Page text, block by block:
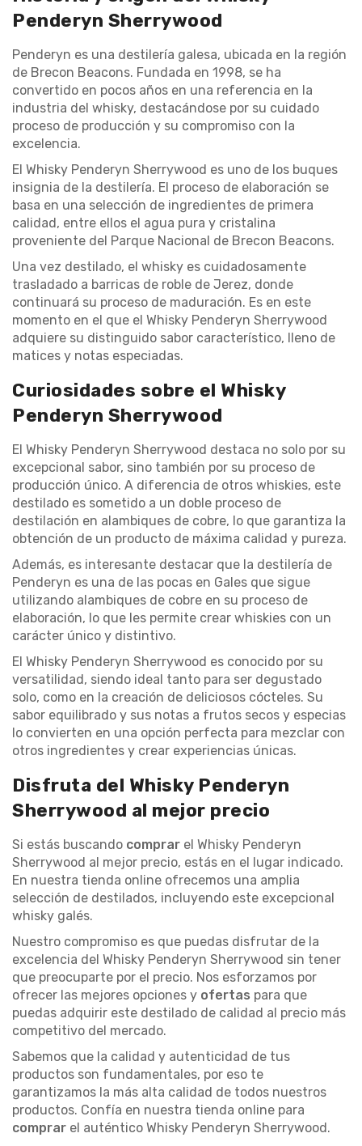
Penderyn Sherrywood
Penderyn es una destilería galesa, ubicada en la región
de Brecon Beacons. Fundada en 1998, se ha
convertido en pocos años en una referencia en la
industria del whisky, destacándose por su cuidado
proceso de producción y su compromiso con la
excelencia.
El Whisky Penderyn Sherrywood es uno de los buques
insignia de la destilería. El proceso de elaboración se
basa en una selección de ingredientes de primera
calidad, entre ellos el agua pura y cristalina
proveniente del Parque Nacional de Brecon Beacons.
Una vez destilado, el whisky es cuidadosamente
trasladado a barricas de roble de Jerez, donde
continuará su proceso de maduración. Es en este
momento en el que el Whisky Penderyn Sherrywood
adquiere su distinguido sabor característico, lleno de
matices y notas especiadas.
Curiosidades sobre el Whisky
Penderyn Sherrywood
El Whisky Penderyn Sherrywood destaca no solo por su
excepcional sabor, sino también por su proceso de
producción único. A diferencia de otros whiskies, este
destilado es sometido a un doble proceso de
destilación en alambiques de cobre, lo que garantiza la
obtención de un producto de máxima calidad y pureza.
Además, es interesante destacar que la destilería de
Penderyn es una de las pocas en Gales que sigue
utilizando alambiques de cobre en su proceso de
elaboración, lo que les permite crear whiskies con un
carácter único y distintivo.
El Whisky Penderyn Sherrywood es conocido por su
versatilidad, siendo ideal tanto para ser degustado
solo, como en la creación de deliciosos cócteles. Su
sabor equilibrado y sus notas a frutos secos y especias
lo convierten en una opción perfecta para mezclar con
otros ingredientes y crear experiencias únicas.
Disfruta del Whisky Penderyn
Sherrywood al mejor precio
Si estás buscando comprar el Whisky Penderyn
Sherrywood al mejor precio, estás en el lugar indicado.
En nuestra tienda online ofrecemos una amplia
selección de destilados, incluyendo este excepcional
whisky galés.
Nuestro compromiso es que puedas disfrutar de la
excelencia del Whisky Penderyn Sherrywood sin tener
que preocuparte por el precio. Nos esforzamos por
ofrecer las mejores opciones y ofertas para que
puedas adquirir este destilado de calidad al precio más
competitivo del mercado.
Sabemos que la calidad y autenticidad de tus
productos son fundamentales, por eso te
garantizamos la más alta calidad de todos nuestros
productos. Confía en nuestra tienda online para
comprar el auténtico Whisky Penderyn Sherrywood.